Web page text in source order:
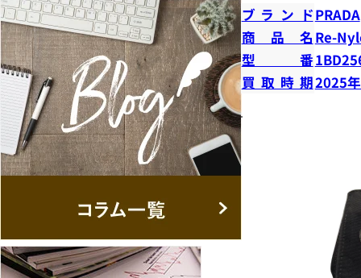
ブランドPRADA
商品名 Re-
型番
買取時期2025